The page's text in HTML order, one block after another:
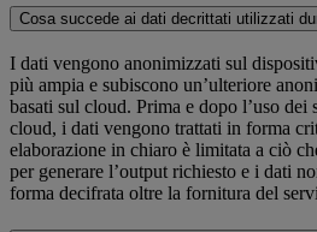
Cosa succede ai dati decrittati utilizzati
I dati vengono anonimizzati sul
più ampia e subiscono un’ulteriore
basati sul cloud. Prima e dopo l’uso dei
cloud, i dati vengono trattati in forma
elaborazione in chiaro è limitata a ciò
per generare l’output richiesto e i dati
forma decifrata oltre la fornitura del